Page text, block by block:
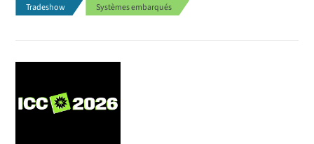
Tradeshow Systèmes embarqués